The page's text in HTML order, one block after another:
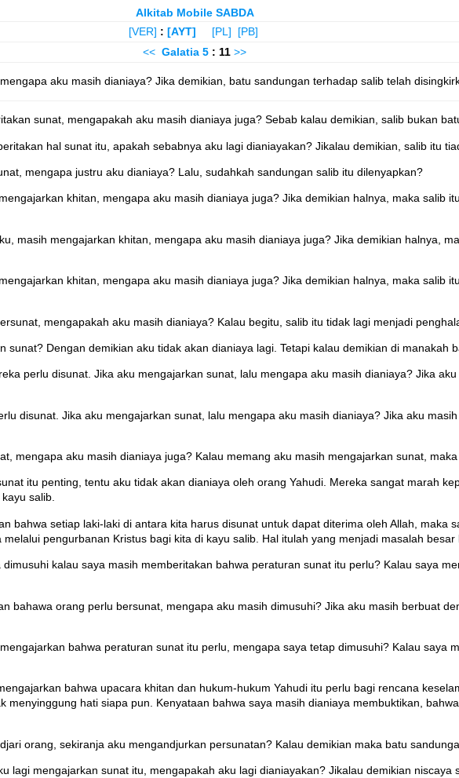
Alkitab Mobile SABDA
[VER] : [AYT] [PL]
[PB]
<< Galatia 5 : 11 >>
aku masih dianiaya? Jika demikian, batu sandungan terhadap salib telah
sunat, mengapakah aku masih dianiaya juga? Sebab kalau demikian, salib bukan
hal sunat itu, apakah sebabnya aku lagi dianiayakan? Jikalau demikian, salib itu
mengapa justru aku dianiaya? Lalu, sudahkah sandungan salib itu dilenyapkan?
khitan, mengapa aku masih dianiaya juga? Jika demikian halnya, maka salib
masih mengajarkan khitan, mengapa aku masih dianiaya juga? Jika demikian halnya,
khitan, mengapa aku masih dianiaya juga? Jika demikian halnya, maka salib
mengapakah aku masih dianiaya? Kalau begitu, salib itu tidak lagi menjadi
Dengan demikian aku tidak akan dianiaya lagi. Tetapi kalau demikian di manakah
perlu disunat. Jika aku mengajarkan sunat, lalu mengapa aku masih dianiaya? Jika
disunat. Jika aku mengajarkan sunat, lalu mengapa aku masih dianiaya? Jika aku
mengapa aku masih dianiaya juga? Kalau memang aku masih mengajarkan sunat,
itu penting, tentu aku tidak akan dianiaya oleh orang Yahudi. Mereka sangat marah
salib.
bahwa setiap laki-laki di antara kita harus disunat untuk dapat diterima oleh Allah, maka
pengurbanan Kristus bagi kita di kayu salib. Hal itulah yang menjadi masalah besar
kalau saya masih memberitakan bahwa peraturan sunat itu perlu? Kalau saya
bahawa orang perlu bersunat, mengapa aku masih dimusuhi? Jika aku masih berbuat
bahwa peraturan sunat itu perlu, mengapa saya tetap dimusuhi? Kalau saya
bahwa upacara khitan dan hukum-hukum Yahudi itu perlu bagi rencana
hati siapa pun. Kenyataan bahwa saya masih dianiaya membuktikan,
orang, sekiranja aku mengandjurkan persunatan? Kalau demikian maka batu
lagi mengajarkan sunat itu, mengapakah aku lagi dianiayakan? Jikalau demikian niscaya